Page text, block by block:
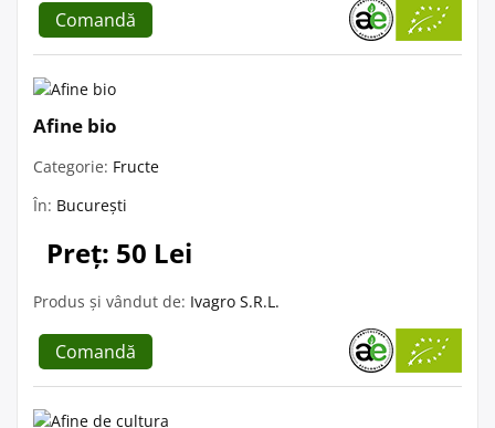
Comandă
Afine bio
Categorie: Fructe
În: București
Preț: 50 Lei
Produs și vândut de: Ivagro S.R.L.
Comandă